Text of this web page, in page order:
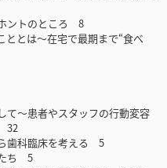
ントのところ 8
ととは～在宅で最期まで“食べ
て～患者やスタッフの行動変容
32
歯科臨床を考える 5
たち 5